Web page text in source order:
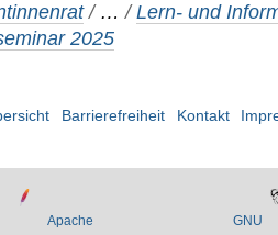
/ …/Lern- und
2025
Barrierefreiheit Kontakt
Apache GNU